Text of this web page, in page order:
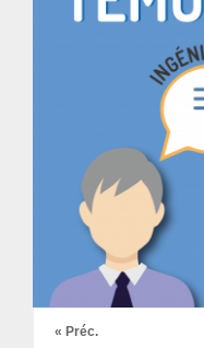
« Préc.